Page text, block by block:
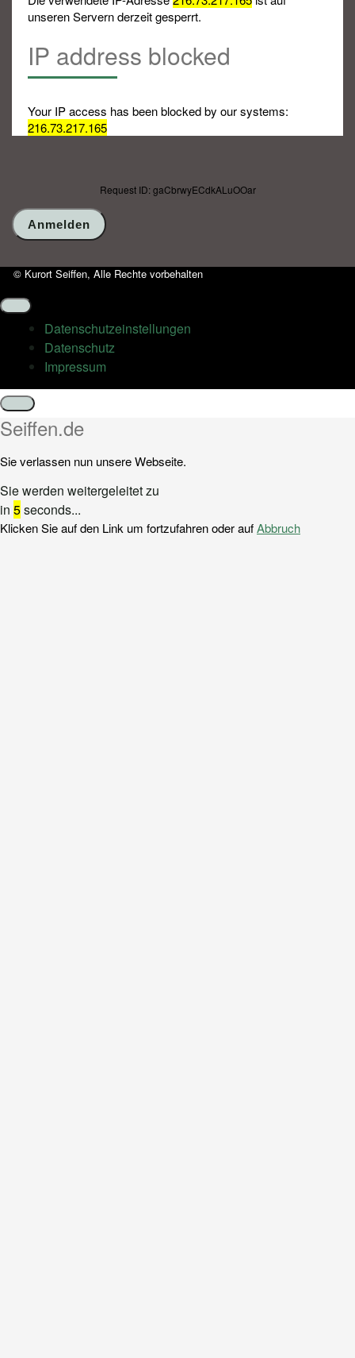
unseren Servern derzeit gesperrt.
IP address blocked
Your IP access has been blocked by our systems:
216.73.217.165
Request ID: gaCbrwyECdkALuOOar
© Kurort Seiffen, Alle Rechte vorbehalten
Datenschutz­einstellungen
Datenschutz
Impressum
Schließen
Seiffen.de
Sie verlassen nun unsere Webseite.
Sie werden weitergeleitet zu
in 5seconds...
Klicken Sie auf den Link um fortzufahren oder aufAbbruch